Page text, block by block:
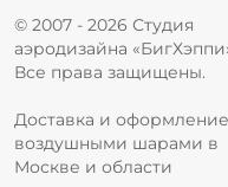
© 2007 - 2026 Студия
аэродизайна
Все права защищены.
Доставка и оформление
воздушными шарами в
Москве и области